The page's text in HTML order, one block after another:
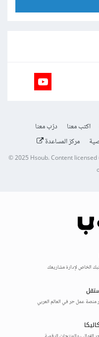
اكتب معنا
درّب معنا
مركز المساعدة
© 2025Hsoub.Content